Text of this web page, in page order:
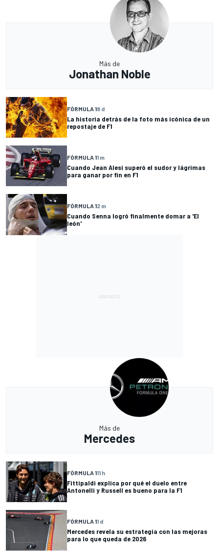
Más de
Jonathan Noble
FÓRMULA 18 d
La historia detrás de la foto más icónica de un
repostaje de F1
FÓRMULA 11 m
Cuando Jean Alesi superó el sudor y lágrimas
para ganar por fin en F1
FÓRMULA 12 m
Cuando Senna logró finalmente domar a 'El
león'
Más de
Mercedes
FÓRMULA 111 h
Fittipaldi explica por qué el duelo entre
Antonelli y Russell es bueno para la F1
FÓRMULA 11 d
Mercedes revela su estrategia con las mejoras
para lo que queda de 2026